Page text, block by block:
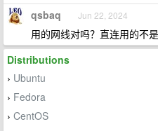
qsbaq Jun 22, 2024
用的网线对吗？直连用的不
Distributions
› Ubuntu
› Fedora
› CentOS